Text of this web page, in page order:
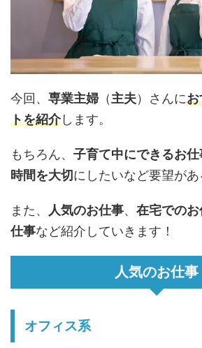
今回、 専業主婦 （主夫）さんにお
トを紹介します。
もちろん、 子育て中にできるお仕
時間を大切にしたいなど要望があ
また、 人気のお仕事、 在宅での
仕事など紹介していきます！
人気のお仕事
オフィス系